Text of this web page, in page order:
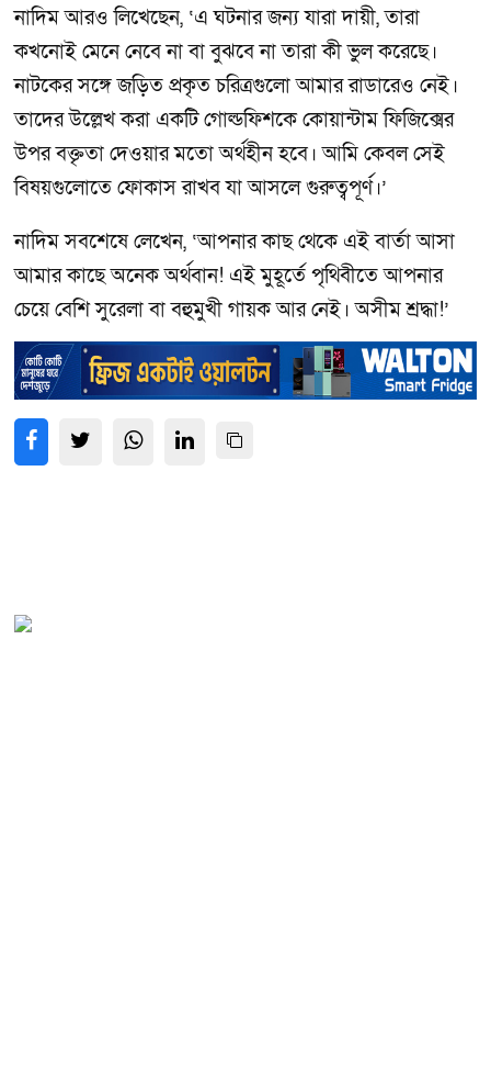
নাদিম আরও লিখেছেন, ‘এ ঘটনার জন্য যারা দায়ী, তারা
কখনোই মেনে নেবে না বা বুঝবে না তারা কী ভুল করেছে।
নাটকের সঙ্গে জড়িত প্রকৃত চরিত্রগুলো আমার রাডারেও নেই।
তাদের উল্লেখ করা একটি গোল্ডফিশকে কোয়ান্টাম ফিজিক্সের
উপর বক্তৃতা দেওয়ার মতো অর্থহীন হবে। আমি কেবল সেই
বিষয়গুলোতে ফোকাস রাখব যা আসলে গুরুত্বপূর্ণ।’
নাদিম সবশেষে লেখেন, ‘আপনার কাছ থেকে এই বার্তা আসা
আমার কাছে অনেক অর্থবান! এই মুহূর্তে পৃথিবীতে আপনার
চেয়ে বেশি সুরেলা বা বহুমুখী গায়ক আর নেই। অসীম শ্রদ্ধা!’